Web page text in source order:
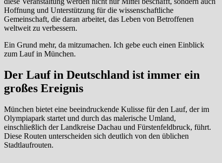
Hoffnung und Unterstützung für die wissenschaftliche
Gemeinschaft, die daran arbeitet, das Leben von Betroffenen
weltweit zu verbessern.
Ein Grund mehr, da mitzumachen. Ich gebe euch einen Einblick
zum Lauf in München.
Der Lauf in Deutschland ist immer ein
großes Ereignis
München bietet eine beeindruckende Kulisse für den Lauf, der im
Olympiapark startet und durch das malerische Umland,
einschließlich der Landkreise Dachau und Fürstenfeldbruck, führt.
Diese Routen unterscheiden sich deutlich von den üblichen
Stadtlaufrouten.